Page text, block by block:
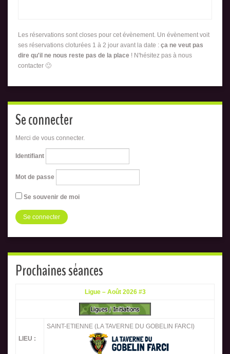
Les réservations sont closes pour cet évènement. Un évènement voit
ses réservations cloturées 1 à 2 jour avant la date : ça ne veut pas
dire qu'il ne nous reste pas de la place ! N'hésitez pas à nous
contacter 🙂
Se connecter
Merci de vous connecter.
Identifiant
Mot de passe
Se souvenir de moi
Prochaines séances
Ligue – Août 2026 #3
LIEU :
SAINT-ETIENNE (LA TAVERNE DU GOBELIN FARCI)